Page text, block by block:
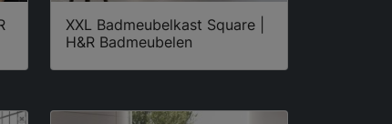
XXL Badmeubelkast Square |
H&R Badmeubelen